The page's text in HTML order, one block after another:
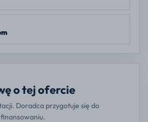
o tej ofercie
Doradca przygotuje się do